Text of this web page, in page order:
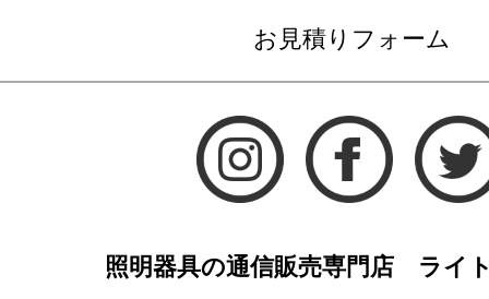
お見積りフォーム
照明器具の通信販売専門店 ライ